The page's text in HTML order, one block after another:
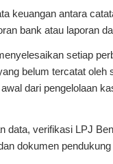
keuangan antara
bank atau laporan
setiap
belum tercatat
dari pengelolaan
data, verifikasi LPJ
dokumen